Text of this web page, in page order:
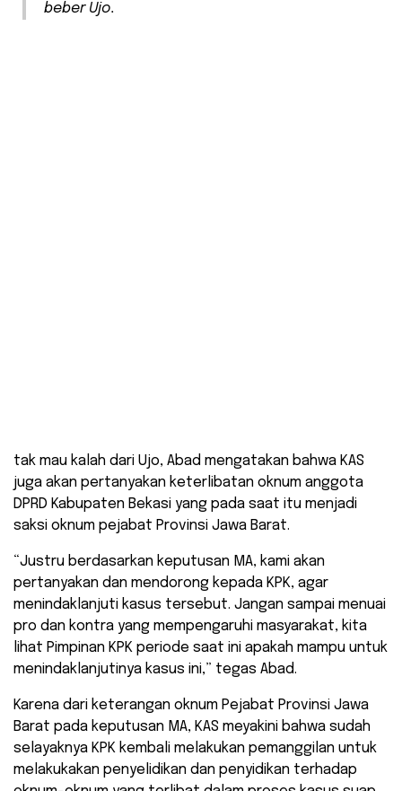
beber Ujo.
tak mau kalah dari Ujo, Abad mengatakan bahwa KAS
juga akan pertanyakan keterlibatan oknum anggota
DPRD Kabupaten Bekasi yang pada saat itu menjadi
saksi oknum pejabat Provinsi Jawa Barat.
“Justru berdasarkan keputusan MA, kami akan
pertanyakan dan mendorong kepada KPK, agar
menindaklanjuti kasus tersebut. Jangan sampai menuai
pro dan kontra yang mempengaruhi masyarakat, kita
lihat Pimpinan KPK periode saat ini apakah mampu untuk
menindaklanjutinya kasus ini,” tegas Abad.
Karena dari keterangan oknum Pejabat Provinsi Jawa
Barat pada keputusan MA, KAS meyakini bahwa sudah
selayaknya KPK kembali melakukan pemanggilan untuk
melakukakan penyelidikan dan penyidikan terhadap